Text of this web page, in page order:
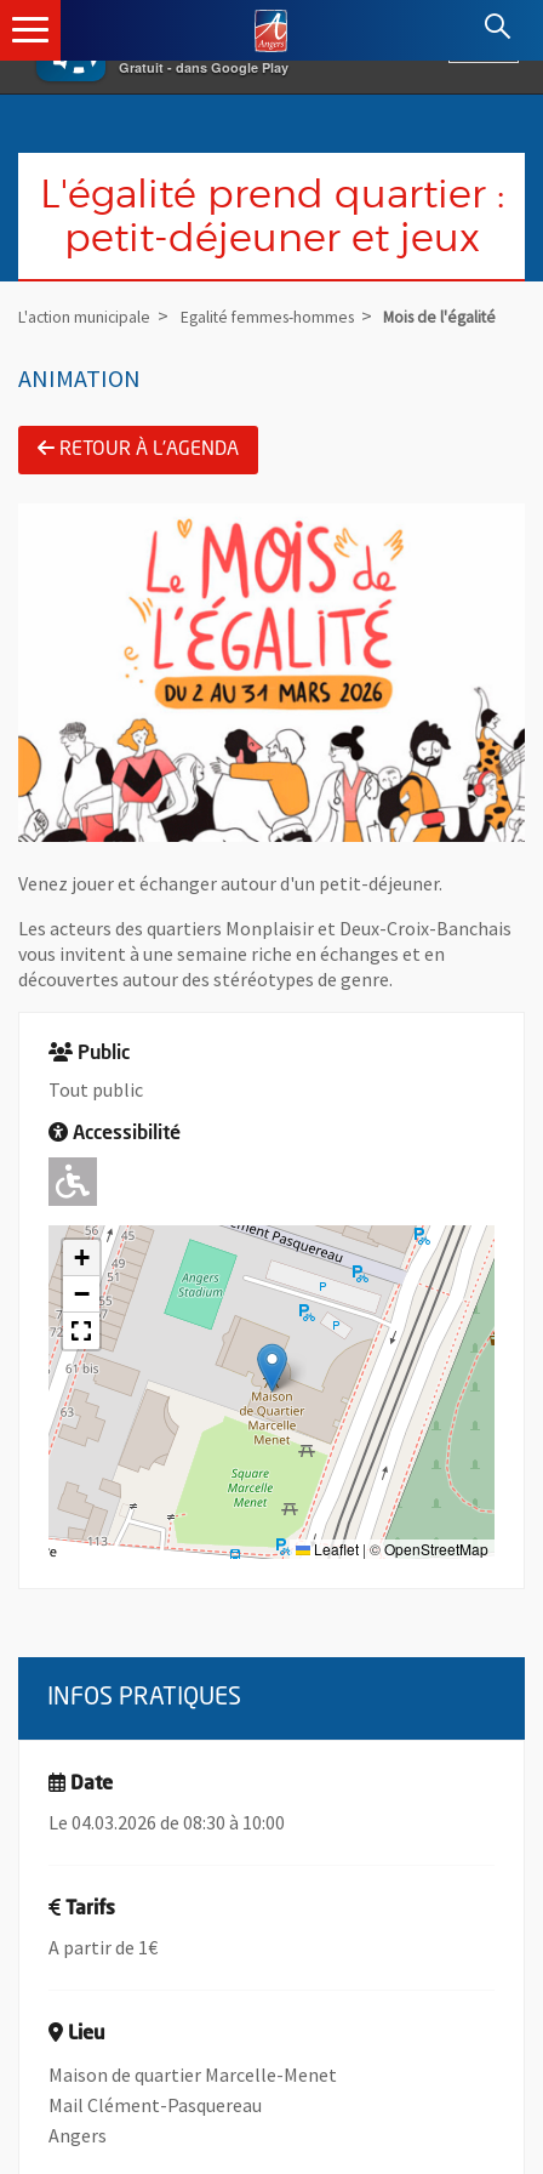
×
Gratuit - dans Google Play
Angers.fr : Retour à l'accueil
L'égalité prend quartier :
petit-déjeuner et jeux
L'action municipale Egalité femmes-hommes Mois de l'égalité
ANIMATION
RETOUR À L'AGENDA
Venez jouer et échanger autour d'un petit-déjeuner.
Les acteurs des quartiers Monplaisir et Deux-Croix-Banchais
vous invitent à une semaine riche en échanges et en
découvertes autour des stéréotypes de genre.
Public
Tout public
Accessibilité
Adapté pour l'handicap Moteur
+
−
Leaflet |©OpenStreetMap
INFOS PRATIQUES
Date
Le 04.03.2026 de 08:30 à 10:00
Tarifs
A partir de 1€
Lieu
Maison de quartier Marcelle-Menet
Mail Clément-Pasquereau
Angers